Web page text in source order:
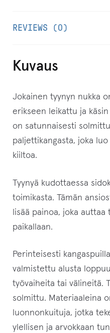
REVIEWS (0)
Kuvaus
Jokainen tyynyn nukka
erikseen leikattu ja
on satunnaisesti
paljettikangasta, joka
kiiltoa.
Tyynyä kudottaessa
toimikasta. Tämän
lisää painoa, joka auttaa
paikallaan.
Perinteisesti
valmistettu alusta
työvaiheita tai välineitä.
solmittu. Materiaaleina
luonnonkuituja, jotka
ylellisen ja arvokkaan